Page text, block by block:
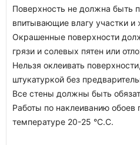
Поверхность не должна быть
впитывающие влагу участки и
Окрашенные поверхности
грязи и солевых пятен или
Нельзя оклеивать
штукатуркой без
Все стены должны быть
Работы по наклеиванию обоев
температуре 20-25 °C.C.